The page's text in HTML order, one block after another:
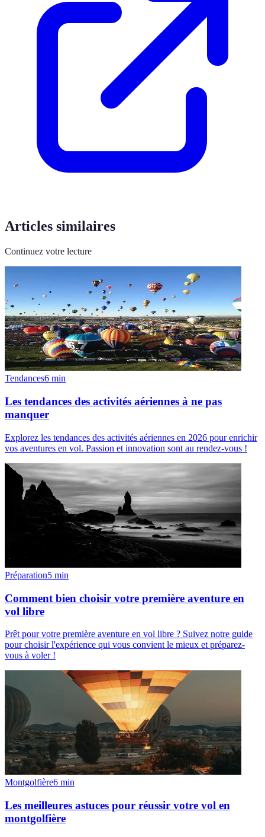
Articles similaires
Continuez votre lecture
Tendances6 min
Les tendances des activités aériennes à ne pas
manquer
Explorez les tendances des activités aériennes en 2026 pour enrichir
vos aventures en vol. Passion et innovation sont au rendez-vous !
Préparation5 min
Comment bien choisir votre première aventure en
vol libre
Prêt pour votre première aventure en vol libre ? Suivez notre guide
pour choisir l'expérience qui vous convient le mieux et préparez-
vous à voler !
Montgolfière6 min
Les meilleures astuces pour réussir votre vol en
montgolfière